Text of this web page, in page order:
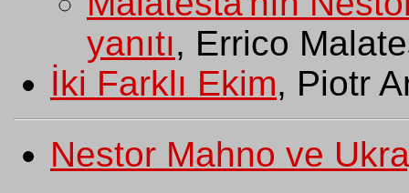
yanıtı, Errico
İki Farklı Ekim, Piotr
Nestor Mahno ve